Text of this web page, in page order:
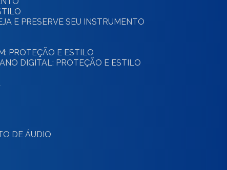
E PRESERVE SEU INSTRUMENTO
PROTEÇÃO E ESTILO
DIGITAL: PROTEÇÃO E ESTILO
DE ÁUDIO